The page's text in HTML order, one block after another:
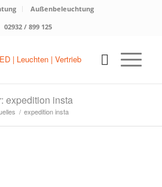
Außenbeleuchtung
02932 / 899 125
expedition insta
/ expedition insta